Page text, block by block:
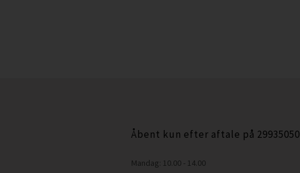
Åbent kun efter aftale på 29935050
Mandag: 10.00 - 14.00